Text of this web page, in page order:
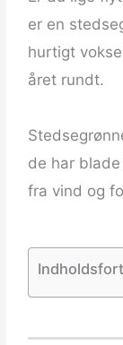
er en
hurtigt
året rundt.
de har
fra vind og